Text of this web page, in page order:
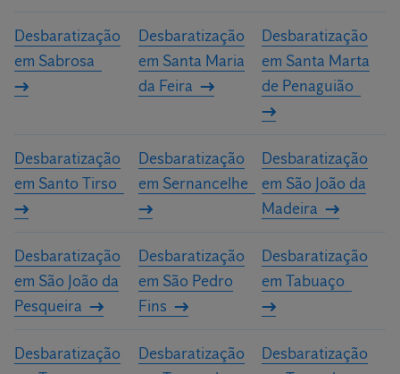
Desbaratização
em Sabrosa
Desbaratização
em Santa Maria
da Feira
Desbaratização
em Santa Marta
de Penaguião
Desbaratização
em Santo Tirso
Desbaratização
em Sernancelhe
Desbaratização
em São João da
Madeira
Desbaratização
em São João da
Pesqueira
Desbaratização
em São Pedro
Fins
Desbaratização
em Tabuaço
Desbaratização
Desbaratização
Desbaratização